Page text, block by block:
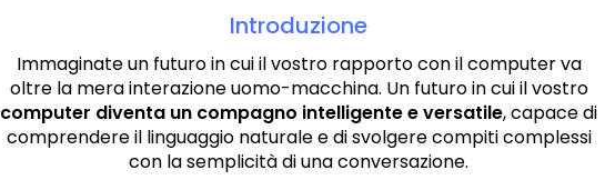
Introduzione
Immaginate un futuro in cui il vostro rapporto con il computer va
oltre la mera interazione uomo-macchina. Un futuro in cui il vostro
computer diventa un compagno intelligente e versatile, capace di
comprendere il linguaggio naturale e di svolgere compiti complessi
con la semplicità di una conversazione.